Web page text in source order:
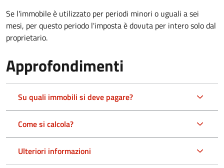
Se l'immobile è utilizzato per periodi minori o uguali a sei
mesi, per questo periodo l'imposta è dovuta per intero solo dal
proprietario.
Approfondimenti
Su quali immobili si deve pagare?
Come si calcola?
Ulteriori informazioni